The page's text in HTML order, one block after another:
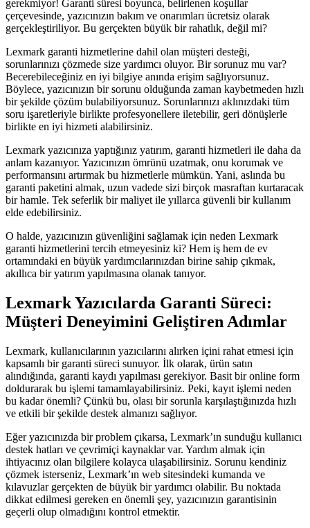
gerekmiyor! Garanti süresi boyunca, belirlenen koşullar
çerçevesinde, yazıcınızın bakım ve onarımları ücretsiz olarak
gerçekleştiriliyor. Bu gerçekten büyük bir rahatlık, değil mi?
Lexmark garanti hizmetlerine dahil olan müşteri desteği,
sorunlarınızı çözmede size yardımcı oluyor. Bir sorunuz mu var?
Becerebileceğiniz en iyi bilgiye anında erişim sağlıyorsunuz.
Böylece, yazıcınızın bir sorunu olduğunda zaman kaybetmeden hızlı
bir şekilde çözüm bulabiliyorsunuz. Sorunlarınızı aklınızdaki tüm
soru işaretleriyle birlikte profesyonellere iletebilir, geri dönüşlerle
birlikte en iyi hizmeti alabilirsiniz.
Lexmark yazıcınıza yaptığınız yatırım, garanti hizmetleri ile daha da
anlam kazanıyor. Yazıcınızın ömrünü uzatmak, onu korumak ve
performansını artırmak bu hizmetlerle mümkün. Yani, aslında bu
garanti paketini almak, uzun vadede sizi birçok masraftan kurtaracak
bir hamle. Tek seferlik bir maliyet ile yıllarca güvenli bir kullanım
elde edebilirsiniz.
O halde, yazıcınızın güvenliğini sağlamak için neden Lexmark
garanti hizmetlerini tercih etmeyesiniz ki? Hem iş hem de ev
ortamındaki en büyük yardımcılarınızdan birine sahip çıkmak,
akıllıca bir yatırım yapılmasına olanak tanıyor.
Lexmark Yazıcılarda Garanti Süreci:
Müşteri Deneyimini Geliştiren Adımlar
Lexmark, kullanıcılarının yazıcılarını alırken içini rahat etmesi için
kapsamlı bir garanti süreci sunuyor. İlk olarak, ürün satın
alındığında, garanti kaydı yapılması gerekiyor. Basit bir online form
doldurarak bu işlemi tamamlayabilirsiniz. Peki, kayıt işlemi neden
bu kadar önemli? Çünkü bu, olası bir sorunla karşılaştığınızda hızlı
ve etkili bir şekilde destek almanızı sağlıyor.
Eğer yazıcınızda bir problem çıkarsa, Lexmark’ın sunduğu kullanıcı
destek hatları ve çevrimiçi kaynaklar var. Yardım almak için
ihtiyacınız olan bilgilere kolayca ulaşabilirsiniz. Sorunu kendiniz
çözmek isterseniz, Lexmark’ın web sitesindeki kumanda ve
kılavuzlar gerçekten de büyük bir yardımcı olabilir. Bu noktada
dikkat edilmesi gereken en önemli şey, yazıcınızın garantisinin
geçerli olup olmadığını kontrol etmektir.